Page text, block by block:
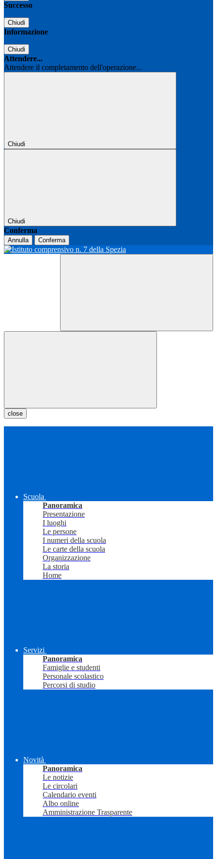
Successo
Chiudi
Informazione
Chiudi
Attendere...
Attendere il completamento dell'operazione...
Chiudi
Chiudi
Conferma
Annulla Conferma
close
Scuola
Panoramica
Presentazione
I luoghi
Le persone
I numeri della scuola
Le carte della scuola
Organizzazione
La storia
Home
Servizi
Panoramica
Famiglie e studenti
Personale scolastico
Percorsi di studio
Novità
Panoramica
Le notizie
Le circolari
Calendario eventi
Albo online
Amministrazione Trasparente